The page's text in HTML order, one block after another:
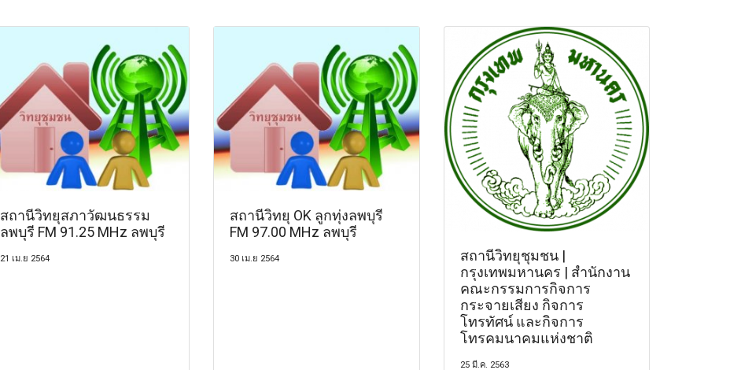
สถานีวิทยุสภาวัฒนธรรม
ลพบุรี FM 91.25 MHz ลพบุรี
21 เม.ย 2564
สถานีวิทยุ OK ลูกทุ่งลพบุรี
FM 97.00 MHz ลพบุรี
30 เม.ย 2564
สถานีวิทยุชุมชน |
กรุงเทพมหานคร | สำนักงาน
คณะกรรมการกิจการ
กระจายเสียง กิจการ
โทรทัศน์ และกิจการ
โทรคมนาคมแห่งชาติ
25 มี.ค. 2563